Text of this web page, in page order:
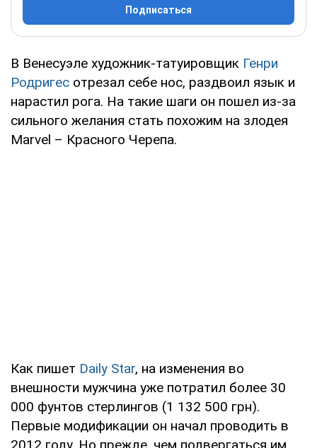
Подписаться
В Венесуэле художник-татуировщик Генри
Родригес отрезал себе нос, раздвоил язык и
нарастил рога. На такие шаги он пошел из-за
сильного желания стать похожим на злодея
Marvel – Красного Черепа.
Как пишет Daily Star, на изменения во
внешности мужчина уже потратил более 30
000 фунтов стерлингов (1 132 500 грн).
Первые модификации он начал проводить в
2012 году. Но прежде, чем подвергаться им,